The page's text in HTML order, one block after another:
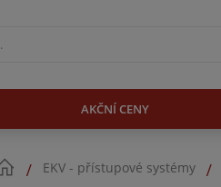
AKČNÍ CENY
EKV - přístupové systémy